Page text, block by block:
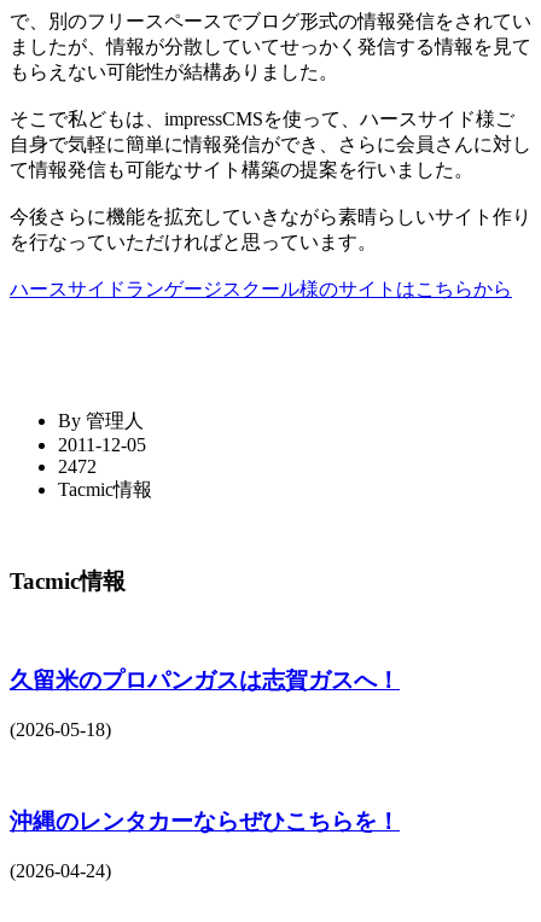
で、別のフリースペースでブログ形式の情報発信をされてい
ましたが、情報が分散していてせっかく発信する情報を見て
もらえない可能性が結構ありました。
そこで私どもは、impressCMSを使って、ハースサイド様ご
自身で気軽に簡単に情報発信ができ、さらに会員さんに対し
て情報発信も可能なサイト構築の提案を行いました。
今後さらに機能を拡充していきながら素晴らしいサイト作り
を行なっていただければと思っています。
ハースサイドランゲージスクール様のサイトはこちらから
By 管理人
2011-12-05
2472
Tacmic情報
Tacmic情報
久留米のプロパンガスは志賀ガスへ！
(2026-05-18)
沖縄のレンタカーならぜひこちらを！
(2026-04-24)